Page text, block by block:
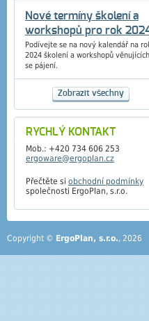
Nové termíny školení a
workshopů pro rok
Podívejte se na nový kalendář na
2024 školení a workshopů věnujících
se pájení.
Zobrazit všechny
RYCHLÝ KONTAKT
Mob.: +420 734 606 253
ergoware@ergoplan.cz
Přečtěte si obchodní podmínky
společnosti ErgoPlan, s.r.o.
Copyright © ErgoPlan, s.r.o., 2026